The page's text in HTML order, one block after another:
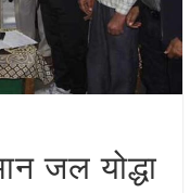
जल योद्धा